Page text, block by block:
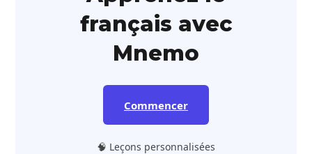
français avec
Mnemo
Commencer
🧠 Leçons personnalisées